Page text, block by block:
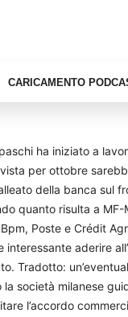
ha iniziato a
per ottobre
della banca sul
quanto risulta a
Poste e Crédit
aderire
Tradotto:
società milanese
l’accordo